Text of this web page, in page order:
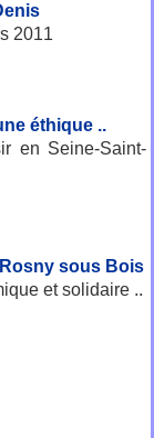
2011
éthique ..
en Seine-Saint-
sous Bois
et solidaire ..